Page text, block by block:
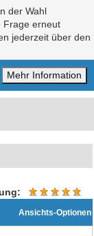
der Wahl
Frage erneut
jederzeit über den
Ansichts-Optionen